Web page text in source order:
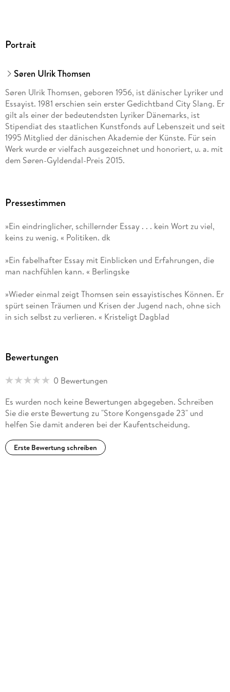
Portrait
Søren Ulrik Thomsen
Søren Ulrik Thomsen, geboren 1956, ist dänischer Lyriker und
Essayist. 1981 erschien sein erster Gedichtband City Slang. Er
gilt als einer der bedeutendsten Lyriker Dänemarks, ist
Stipendiat des staatlichen Kunstfonds auf Lebenszeit und seit
1995 Mitglied der dänischen Akademie der Künste. Für sein
Werk wurde er vielfach ausgezeichnet und honoriert, u. a. mit
dem Søren-Gyldendal-Preis 2015.
lebt als Übersetzer aus dem Dänischen, Schwedischen und
Pressestimmen
»Ein eindringlicher, schillernder Essay . . . kein Wort zu viel,
keins zu wenig. « Politiken. dk
»Ein fabelhafter Essay mit Einblicken und Erfahrungen, die
man nachfühlen kann. « Berlingske
»Wieder einmal zeigt Thomsen sein essayistisches Können. Er
spürt seinen Träumen und Krisen der Jugend nach, ohne sich
in sich selbst zu verlieren. « Kristeligt Dagblad
Reflexionen bis zu ihrem Kern zu erkunden. « Information
»Kaufen Sie dieses Buch. Lesen Sie es. Leihen Sie es Ihren
Freunden. Und lesen Sie es erneut. « POV International
»Søren Ulrik Thomsen hat eines der besten Bücher dieses
Jahres geschrieben. Garantiert. « Vårt Land
Bewertungen
0 Bewertungen
Es wurden noch keine Bewertungen abgegeben. Schreiben
Sie die erste Bewertung zu "Store Kongensgade 23" und
helfen Sie damit anderen bei der Kaufentscheidung.
Erste Bewertung schreiben